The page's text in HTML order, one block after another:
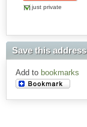
just private
Save this address
Add to bookmarks